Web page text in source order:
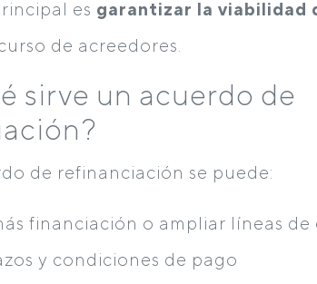
es garantizar la viabilidad
de acreedores.
sirve un acuerdo de
de refinanciación se puede:
financiación o ampliar líneas de
y condiciones de pago